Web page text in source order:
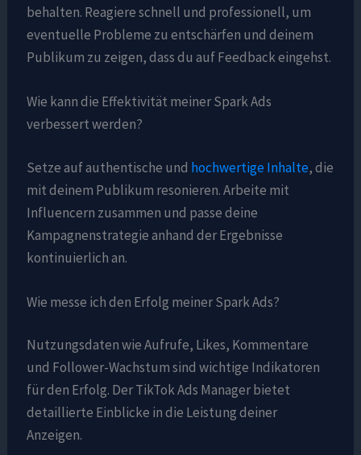
behalten. Reagiere schnell und professionell, um
eventuelle Probleme zu entschärfen und deinem
Publikum zu zeigen, dass du auf Feedback eingehst.
Wie kann die Effektivität meiner Spark Ads
verbessert werden?
Setze auf authentische und hochwertige Inhalte, die
mit deinem Publikum resonieren. Arbeite mit
Influencern zusammen und passe deine
Kampagnenstrategie anhand der Ergebnisse
kontinuierlich an.
Wie messe ich den Erfolg meiner Spark Ads?
Nutzungsdaten wie Aufrufe, Likes, Kommentare
und Follower-Wachstum sind wichtige Indikatoren
für den Erfolg. Der TikTok Ads Manager bietet
detaillierte Einblicke in die Leistung deiner
Anzeigen.